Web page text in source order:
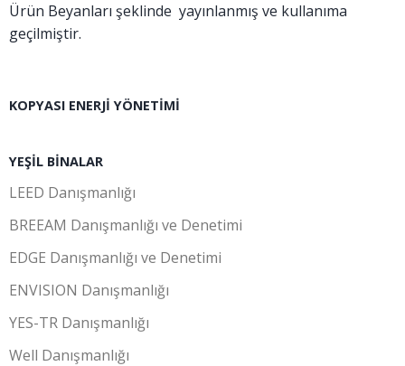
Ürün Beyanları şeklinde yayınlanmış ve kullanıma
geçilmiştir.
KOPYASI ENERJI YÖNETIMI
YEŞIL BINALAR
LEED Danışmanlığı
BREEAM Danışmanlığı ve Denetimi
EDGE Danışmanlığı ve Denetimi
ENVISION Danışmanlığı
YES-TR Danışmanlığı
Well Danışmanlığı